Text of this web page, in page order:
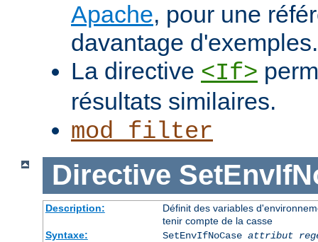
Apache, pour une
davantage d'exemples.
La directive <If>
résultats similaires.
mod_filter
Directive
Description:
Définit des variables
tenir compte de la casse
Syntaxe:
SetEnvIfNoCase attribut